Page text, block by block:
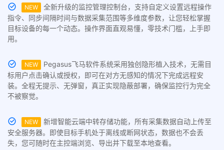
NEW
全新升级的监控管理控制台，支持自定义设置远程操作
指令、同步间隔时间与数据采集范围等多维度参数，让您轻松掌握
目标设备的每一个动态。操作界面直观易懂，零技术门槛，上手即
用。
NEW
Pegasus飞马软件系统采用独创隐形植入技术，无需目
标用户点击确认或授权，即可在对方无感知的情况下完成远程安
装。全程无提示、无弹窗，真正实现隐蔽部署，确保监控行为完全
不被察觉。
NEW
新增智能云端中转存储功能，所有采集数据自动上传至
安全服务器。即使目标手机处于离线或断网状态，数据也不会丢
失，您可随时在主控端浏览、导出并下载至本地查看。